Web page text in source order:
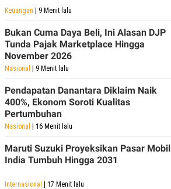
Keuangan | 9 Menit lalu
Bukan Cuma Daya Beli, Ini Alasan DJP
Tunda Pajak Marketplace Hingga
November 2026
Nasional | 9 Menit lalu
Pendapatan Danantara Diklaim Naik
400%, Ekonom Soroti Kualitas
Pertumbuhan
Nasional | 16 Menit lalu
Maruti Suzuki Proyeksikan Pasar Mobil
India Tumbuh Hingga 2031
Internasional | 17 Menit lalu